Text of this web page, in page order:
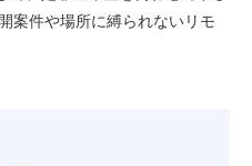
案件や場所に縛られないリモ